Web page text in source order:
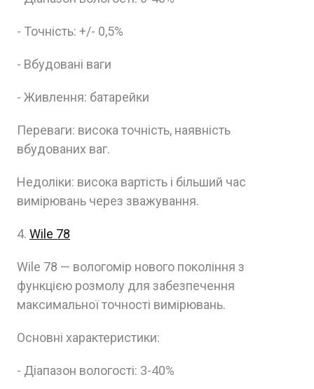
- Точність: +/- 0,5%
- Вбудовані ваги
- Живлення: батарейки
Переваги: висока точність, наявність
вбудованих ваг.
Недоліки: висока вартість і більший час
вимірювань через зважування.
4. Wile 78
Wile 78 — вологомір нового покоління з
функцією розмолу для забезпечення
максимальної точності вимірювань.
Основні характеристики:
- Діапазон вологості: 3-40%